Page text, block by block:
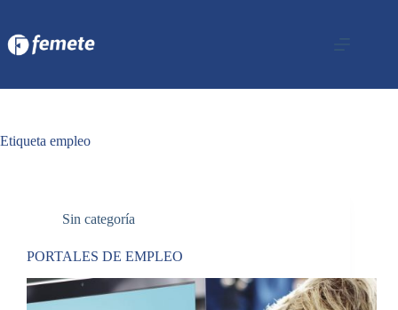
contenido
Etiqueta empleo
Sin categoría
PORTALES DE EMPLEO